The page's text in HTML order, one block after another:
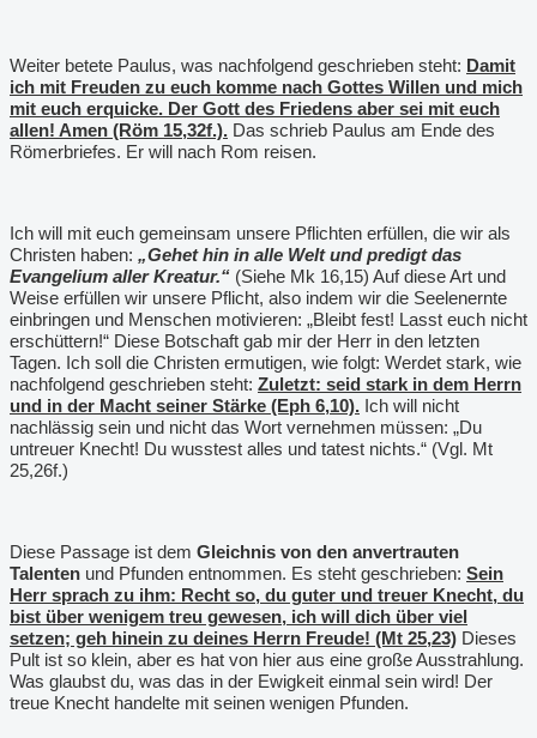
Weiter betete Paulus, was nachfolgend geschrieben steht: Damit
ich mit Freuden zu euch komme nach Gottes Willen und mich
mit euch erquicke. Der Gott des Friedens aber sei mit euch
allen! Amen (Röm 15,32f.). Das schrieb Paulus am Ende des
Römerbriefes. Er will nach Rom reisen.
Ich will mit euch gemeinsam unsere Pflichten erfüllen, die wir als
Christen haben: „Gehet hin in alle Welt und predigt das
Evangelium aller Kreatur.“ (Siehe Mk 16,15) Auf diese Art und
Weise erfüllen wir unsere Pflicht, also indem wir die Seelenernte
einbringen und Menschen motivieren: „Bleibt fest! Lasst euch nicht
erschüttern!“ Diese Botschaft gab mir der Herr in den letzten
Tagen. Ich soll die Christen ermutigen, wie folgt: Werdet stark, wie
nachfolgend geschrieben steht: Zuletzt: seid stark in dem Herrn
und in der Macht seiner Stärke (Eph 6,10). Ich will nicht
nachlässig sein und nicht das Wort vernehmen müssen: „Du
untreuer Knecht! Du wusstest alles und tatest nichts.“ (Vgl. Mt
25,26f.)
Diese Passage ist dem Gleichnis von den anvertrauten
Talenten und Pfunden entnommen. Es steht geschrieben: Sein
Herr sprach zu ihm: Recht so, du guter und treuer Knecht, du
bist über wenigem treu gewesen, ich will dich über viel
setzen; geh hinein zu deines Herrn Freude! (Mt 25,23) Dieses
Pult ist so klein, aber es hat von hier aus eine große Ausstrahlung.
Was glaubst du, was das in der Ewigkeit einmal sein wird! Der
treue Knecht handelte mit seinen wenigen Pfunden.